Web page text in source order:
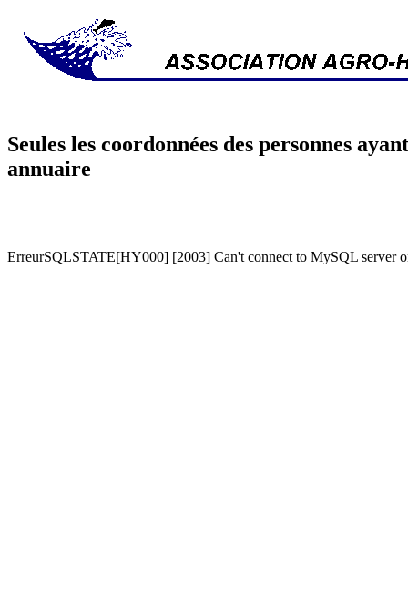
Seules les coordonnées des personnes
annuaire
ErreurSQLSTATE[HY000] [2003] Can't connect to MySQL server